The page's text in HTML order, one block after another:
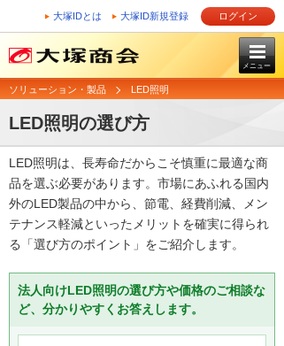
大塚IDとは 大塚ID新規登録 ログイン
メニュー
ソリューション・製品 LED照明
LED照明の選び方
LED照明は、長寿命だからこそ慎重に最適な商
品を選ぶ必要があります。市場にあふれる国内
外のLED製品の中から、節電、経費削減、メン
テナンス軽減といったメリットを確実に得られ
る「選び方のポイント」をご紹介します。
法人向けLED照明の選び方や価格のご相談な
ど、分かりやすくお答えします。